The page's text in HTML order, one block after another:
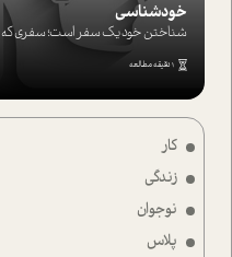
کار
زندگی
نوجوان
پلاس
خودشناسی
شناختن خود یک سفر است؛ سفری که
1 دقیقه مطالعه